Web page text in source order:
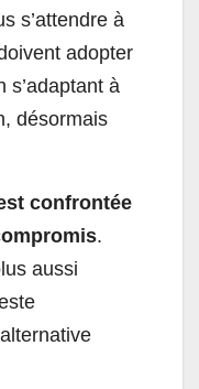
s’attendre à
adopter
s’adaptant à
désormais
confrontée
.
aussi